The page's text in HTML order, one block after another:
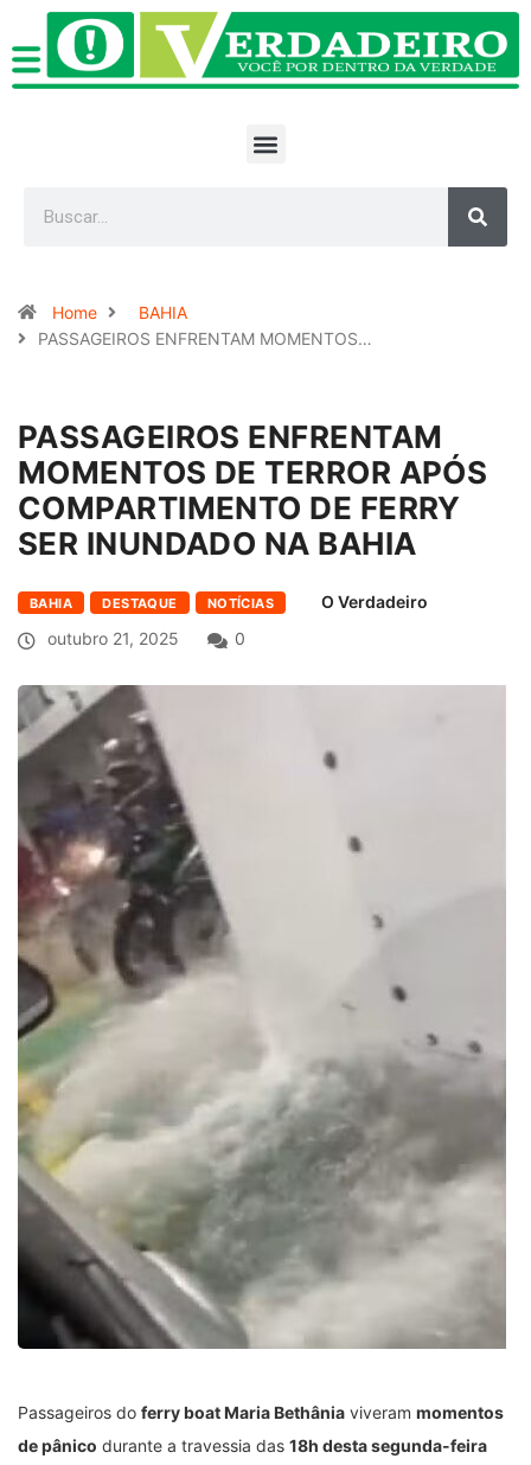
Home
BAHIA
PASSAGEIROS ENFRENTAM MOMENTOS…
PASSAGEIROS ENFRENTAM
MOMENTOS DE TERROR APÓS
COMPARTIMENTO DE FERRY
SER INUNDADO NA BAHIA
BAHIA DESTAQUE NOTÍCIAS
O Verdadeiro
outubro 21, 2025
0
Passageiros do ferry boat Maria Bethânia viveram momentos
de pânico durante a travessia das 18h desta segunda-feira